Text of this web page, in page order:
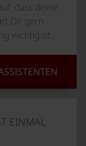
dass deine
Dir gern
wichtig ist.
EINMAL